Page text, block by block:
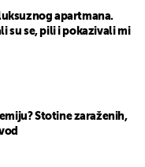
apartmana.
su se, pili i pokazivali mi
Stotine zaraženih,